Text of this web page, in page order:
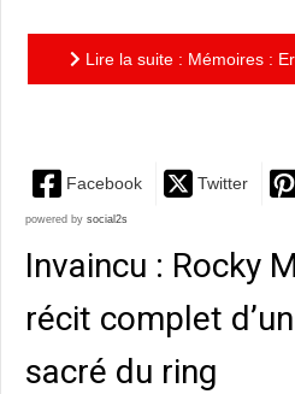
Lire la suite : Mémoires :
Facebook Twitter
powered by social2s
Invaincu : Rocky
récit complet
sacré du ring